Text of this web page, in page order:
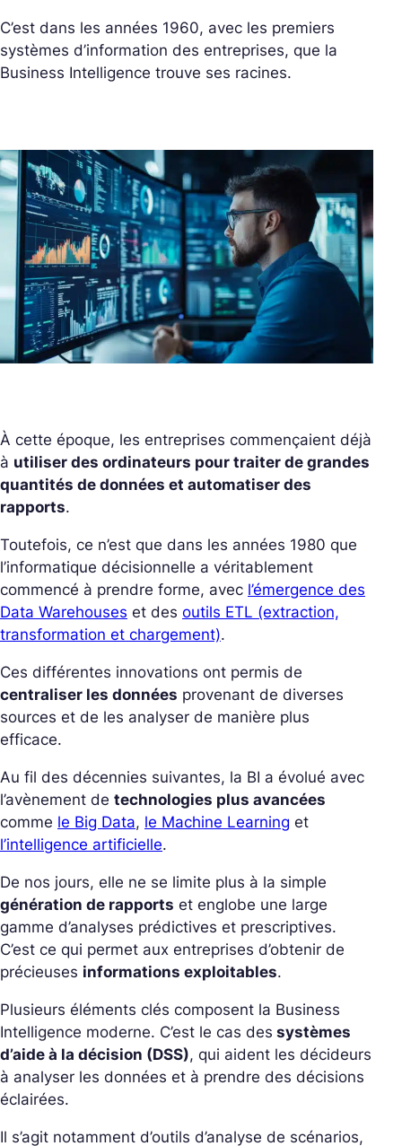
C’est dans les années 1960, avec les premiers
systèmes d’information des entreprises, que la
Business Intelligence trouve ses racines.
À cette époque, les entreprises commençaient déjà
à utiliser des ordinateurs pour traiter de grandes
quantités de données et automatiser des
rapports.
Toutefois, ce n’est que dans les années 1980 que
l’informatique décisionnelle a véritablement
commencé à prendre forme, avec l’émergence des
Data Warehouses et des outils ETL (extraction,
transformation et chargement).
Ces différentes innovations ont permis de
centraliser les données provenant de diverses
sources et de les analyser de manière plus
efficace.
Au fil des décennies suivantes, la BI a évolué avec
l’avènement de technologies plus avancées
comme le Big Data, le Machine Learning et
l’intelligence artificielle.
De nos jours, elle ne se limite plus à la simple
génération de rapports et englobe une large
gamme d’analyses prédictives et prescriptives.
C’est ce qui permet aux entreprises d’obtenir de
précieuses informations exploitables.
Plusieurs éléments clés composent la Business
Intelligence moderne. C’est le cas des systèmes
d’aide à la décision (DSS), qui aident les décideurs
à analyser les données et à prendre des décisions
éclairées.
Il s’agit notamment d’outils d’analyse de scénarios,